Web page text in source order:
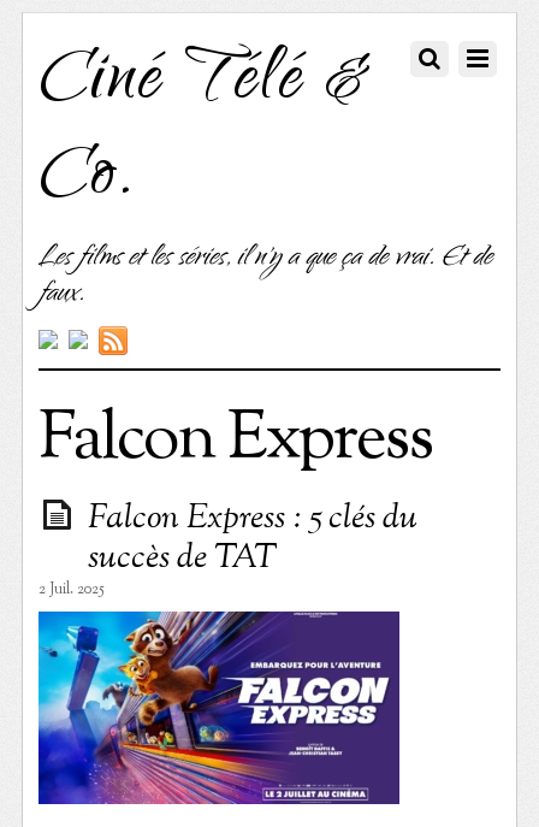
Ciné Télé &
Co.
Les films et les séries, il n'y a que ça de vrai. Et de
faux.
Falcon Express
Falcon Express : 5 clés du
succès de TAT
2 Juil. 2025